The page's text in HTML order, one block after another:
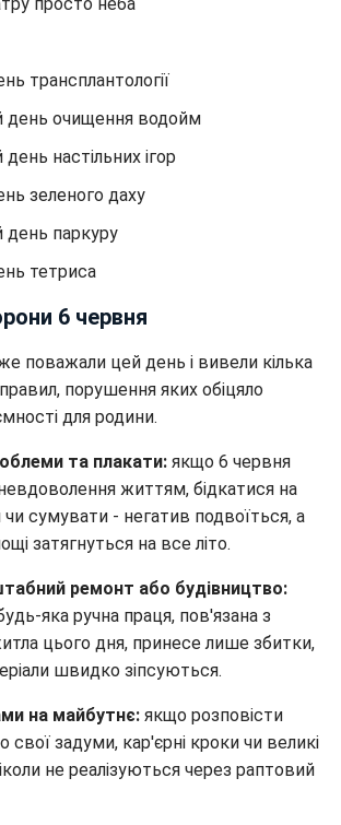
трансплантології
день очищення водойм
настільних ігор
зеленого даху
день паркуру
тетриса
6 червня
поважали цей день і вивели кілька
порушення яких обіцяло
для родини.
та плакати: якщо 6 червня
життям, бідкатися на
сумувати - негатив подвоїться, а
затягнуться на все літо.
ремонт або будівництво:
яка ручна праця, пов'язана з
цього дня, принесе лише збитки,
швидко зіпсуються.
на майбутнє: якщо розповісти
свої задуми, кар'єрні кроки чи великі
не реалізуються через раптовий